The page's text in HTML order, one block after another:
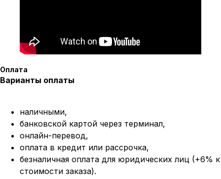
Оплата
Варианты оплаты
наличными,
банковской картой через терминал,
онлайн-перевод,
оплата в кредит или рассрочка,
безналичная оплата для юридических лиц (+6% к
стоимости заказа).